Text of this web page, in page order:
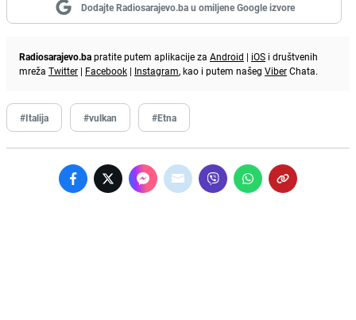
Dodajte Radiosarajevo.ba u omiljene Google izvore
Radiosarajevo.bapratite putem aplikacije za Android | iOS i društvenih
mreža Twitter | Facebook | Instagram, kao i putem našeg ViberChata.
#Italija #vulkan #Etna